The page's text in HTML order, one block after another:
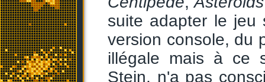
suite adapter le
version console, du
illégale mais à ce
Stein, n'a pas